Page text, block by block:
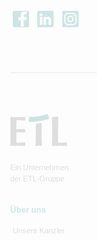
Ein Unternehmen
der ETL-Gruppe
Über uns
Unsere Kanzlei